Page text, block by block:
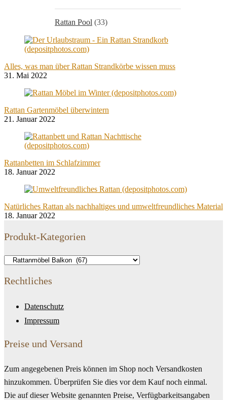
Rattan Pool (33)
Alles, was man über Rattan Strandkörbe wissen muss
31. Mai 2022
Rattan Gartenmöbel überwintern
21. Januar 2022
Rattanbetten im Schlafzimmer
18. Januar 2022
Natürliches Rattan als nachhaltiges und umweltfreundliches Material
18. Januar 2022
Produkt-Kategorien
Rechtliches
Datenschutz
Impressum
Preise und Versand
Zum angegebenen Preis können im Shop noch Versandkosten
hinzukommen. Überprüfen Sie dies vor dem Kauf noch einmal.
Die auf dieser Website genannten Preise, Verfügbarkeitsangaben